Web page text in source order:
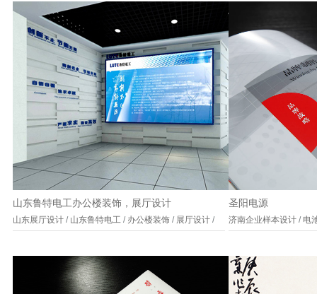
山东鲁特电工办公楼装饰，展厅设计
山东展厅设计 / 山东鲁特电工 / 办公楼装饰 / 展厅设计 /
圣阳电源
济南企业样本设计 / 电